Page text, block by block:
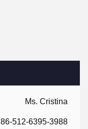
Ms. Cristina
86-512-6395-3988